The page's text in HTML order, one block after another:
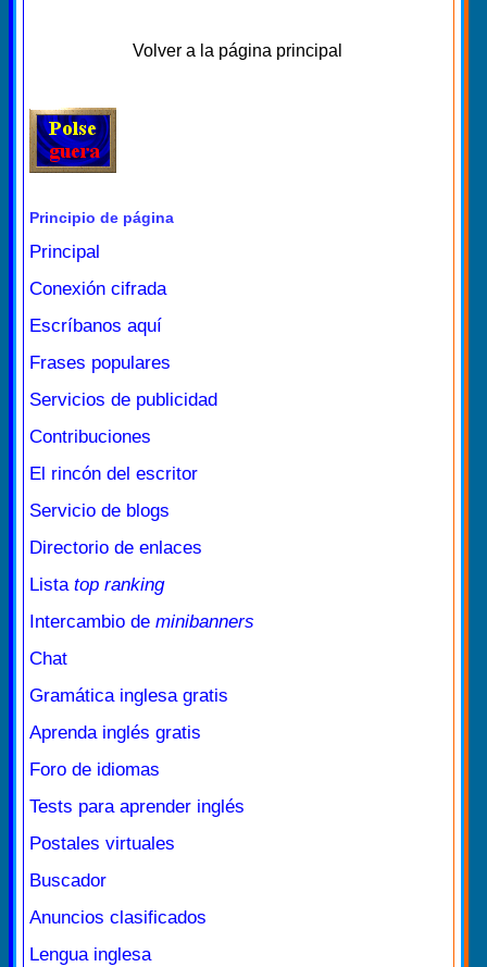
Volver a la página principal
Principio de página
Principal
Conexión cifrada
Escríbanos aquí
Frases populares
Servicios de publicidad
Contribuciones
El rincón del escritor
Servicio de blogs
Directorio de enlaces
Lista top ranking
Intercambio de minibanners
Chat
Gramática inglesa gratis
Aprenda inglés gratis
Foro de idiomas
Tests para aprender inglés
Postales virtuales
Buscador
Anuncios clasificados
Lengua inglesa